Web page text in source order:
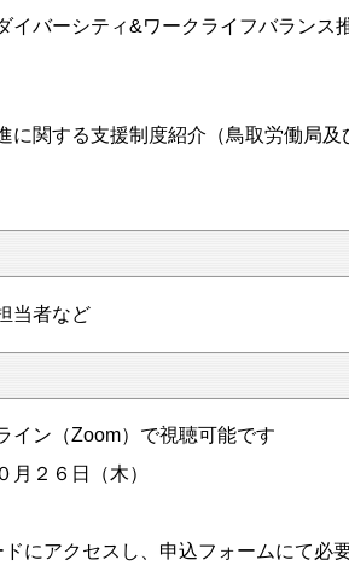
イバーシティ&ワークライフバランス
に関する支援制度紹介（鳥取労働局及
当者など
ン（Zoom）で視聴可能です
月２６日（木）
にアクセスし、申込フォームにて必